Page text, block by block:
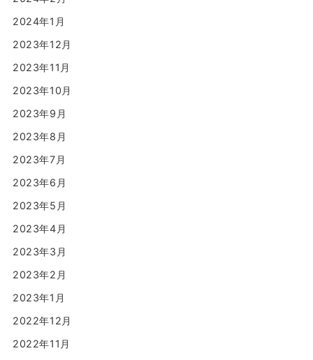
2024年1月
2023年12月
2023年11月
2023年10月
2023年9月
2023年8月
2023年7月
2023年6月
2023年5月
2023年4月
2023年3月
2023年2月
2023年1月
2022年12月
2022年11月